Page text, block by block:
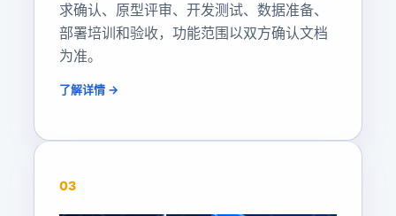
求确认、原型评审、开发测试、数据准备、
部署培训和验收，功能范围以双方确认文档
为准。
了解详情 →
03